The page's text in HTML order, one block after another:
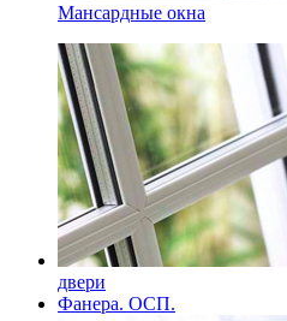
Мансардные окна
двери
Фанера. ОСП.